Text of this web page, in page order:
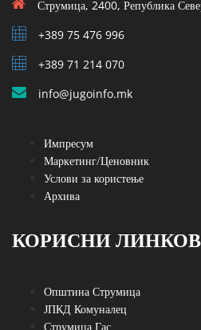
Струмица, 2400, Република
+389 75 476 996
+389 71 214 070
info@jugoinfo.mk
Импресум
Маркетинг/Ценовник
Услови за користење
Архива
КОРИСНИ
Општина Струмица
ЈПКД Комуналец
Струмица Гас